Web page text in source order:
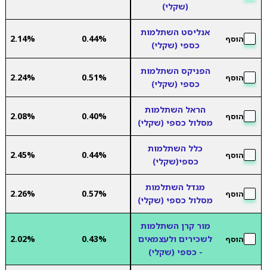
(שקלי)
הוסף
אנליסט השתלמות
כספי (שקלי)
0.44%
2.14%
הוסף
הפניקס השתלמות
כספי (שקלי)
0.51%
2.24%
הוסף
הראל השתלמות
מסלול כספי (שקלי)
0.40%
2.08%
הוסף
כלל השתלמות
כספי(שקלי)
0.44%
2.45%
הוסף
מגדל השתלמות
מסלול כספי (שקלי)
0.57%
2.26%
הוסף
מור קרן השתלמות
לשכירים ולעצמאים
- כספי (שקלי)
0.43%
2.02%